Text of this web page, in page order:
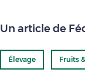
Un article de
Élevage Fruits